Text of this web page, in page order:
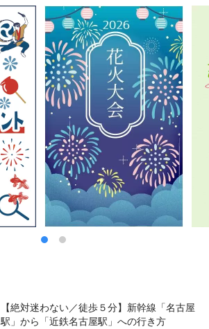
【絶対迷わない／徒歩５分】新幹線「名古屋
駅」から「近鉄名古屋駅」への行き方